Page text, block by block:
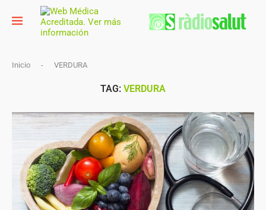
Inicio - VERDURA
TAG: VERDURA